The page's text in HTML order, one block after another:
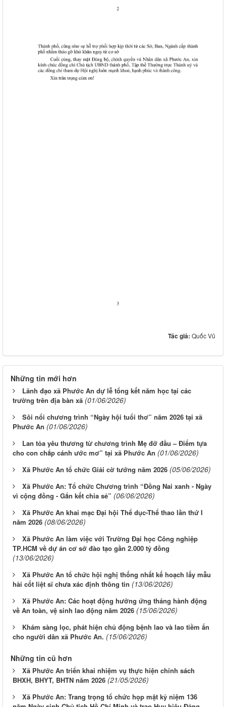
Tác giả: Quốc Vũ
Những tin mới hơn
Lãnh đạo xã Phước An dự lễ tổng kết năm học tại các
trường trên địa bàn xã (01/06/2026)
Sôi nổi chương trình “Ngày hội tuổi thơ” năm 2026 tại xã
Phước An (01/06/2026)
Lan tỏa yêu thương từ chương trình Mẹ đỡ đầu – Điểm tựa
cho con chắp cánh ước mơ” tại xã Phước An (01/06/2026)
Xã Phước An tổ chức Giải cờ tướng năm 2026 (05/06/2026)
Xã Phước An: Tổ chức Chương trình “Đồng Nai xanh - Ngày
vì cộng đồng - Gắn kết chia sẻ” (06/06/2026)
Xã Phước An khai mạc Đại hội Thể dục-Thể thao lần thứ I
năm 2026 (08/06/2026)
Xã Phước An làm việc với Trường Đại học Công nghiệp
TP.HCM về dự án cơ sở đào tạo gần 2.000 tỷ đồng
(13/06/2026)
Xã Phước An tổ chức hội nghị thống nhất kế hoạch lấy mẫu
hài cốt liệt sĩ chưa xác định thông tin (13/06/2026)
Xã Phước An: Các hoạt động hưởng ứng tháng hành động
về An toàn, vệ sinh lao động năm 2026 (15/06/2026)
Khám sàng lọc, phát hiện chủ động bệnh lao và lao tiềm ẩn
cho người dân xã Phước An. (15/06/2026)
Những tin cũ hơn
Xã Phước An triển khai nhiệm vụ thực hiện chính sách
BHXH, BHYT, BHTN năm 2026 (21/05/2026)
Xã Phước An: Trang trọng tổ chức họp mặt kỷ niệm 136